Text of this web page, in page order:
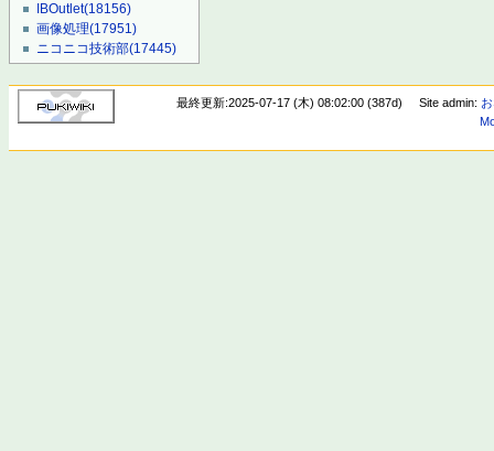
IBOutlet(18156)
画像処理(17951)
ニコニコ技術部(17445)
最終更新:2025-07-17 (木) 08:02:00 (387d) Site admin: